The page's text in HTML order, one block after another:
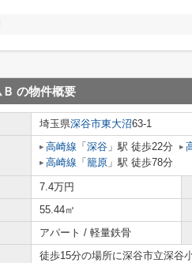
の物件概要
埼玉県深谷市東大沼63-1
高崎線 「 深谷 」駅 徒歩22分
高崎線 「 籠原 」駅 徒歩78分
7.4万円
55.44㎡
アパート / 軽量鉄骨
徒歩15分の場所に深谷市立深谷